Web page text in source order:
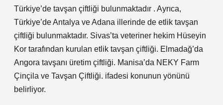
Türkiye’de tavşan çiftliği bulunmaktadır . Ayrıca,
Türkiye’de Antalya ve Adana illerinde de etlik tavşan
çiftliği bulunmaktadır. Sivas’ta veteriner hekim Hüseyin
Kor tarafından kurulan etlik tavşan çiftliği. Elmadağ’da
Angora tavşanı üretim çiftliği. Manisa’da NEKY Farm
Çinçila ve Tavşan Çiftliği. ifadesi konunun yönünü
belirliyor.